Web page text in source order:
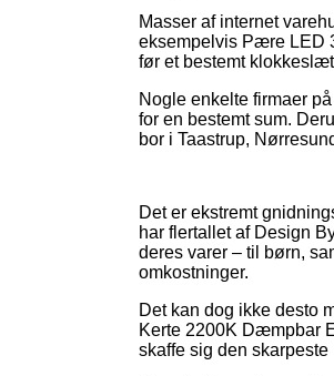
Masser af internet
eksempelvis Pære LED
før et bestemt
Nogle enkelte firmaer
for en bestemt sum.
bor i Taastrup,
Det er ekstremt
har flertallet af Design
deres varer – til børn,
omkostninger.
Det kan dog ikke desto
Kerte 2200K Dæmpbar
skaffe sig den skarpeste